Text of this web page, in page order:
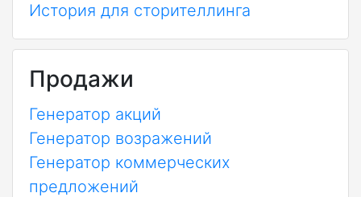
История для сторителлинга
Продажи
Генератор акций
Генератор возражений
Генератор коммерческих
предложений